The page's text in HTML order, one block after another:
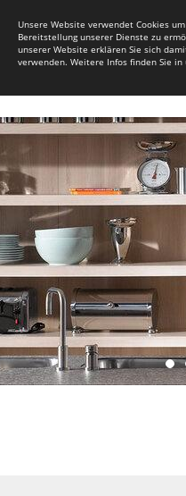
Unsere Website verwendet Cookies
Bereitstellung unserer Dienste zu
unserer Website erklären Sie sich
verwenden. Weitere Infos finden Sie in